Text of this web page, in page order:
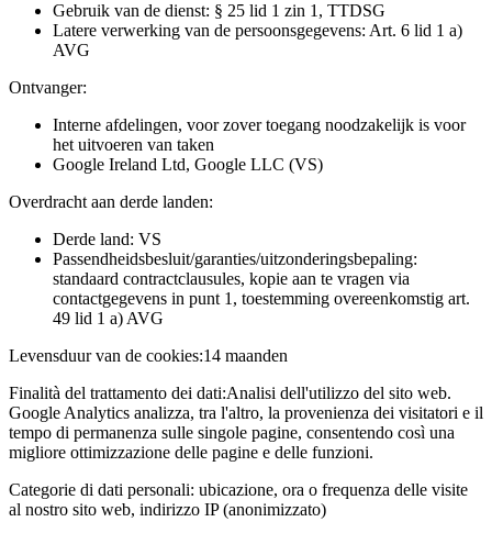
Gebruik van de dienst: § 25 lid 1 zin 1, TTDSG
Latere verwerking van de persoonsgegevens: Art. 6 lid 1 a)
AVG
Ontvanger:
Interne afdelingen, voor zover toegang noodzakelijk is voor
het uitvoeren van taken
Google Ireland Ltd, Google LLC (VS)
Overdracht aan derde landen:
Derde land: VS
Passendheidsbesluit/garanties/uitzonderingsbepaling:
standaard contractclausules, kopie aan te vragen via
contactgegevens in punt 1, toestemming overeenkomstig art.
49 lid 1 a) AVG
Levensduur van de cookies:14 maanden
Finalità del trattamento dei dati:Analisi dell'utilizzo del sito web.
Google Analytics analizza, tra l'altro, la provenienza dei visitatori e il
tempo di permanenza sulle singole pagine, consentendo così una
migliore ottimizzazione delle pagine e delle funzioni.
Categorie di dati personali: ubicazione, ora o frequenza delle visite
al nostro sito web, indirizzo IP (anonimizzato)